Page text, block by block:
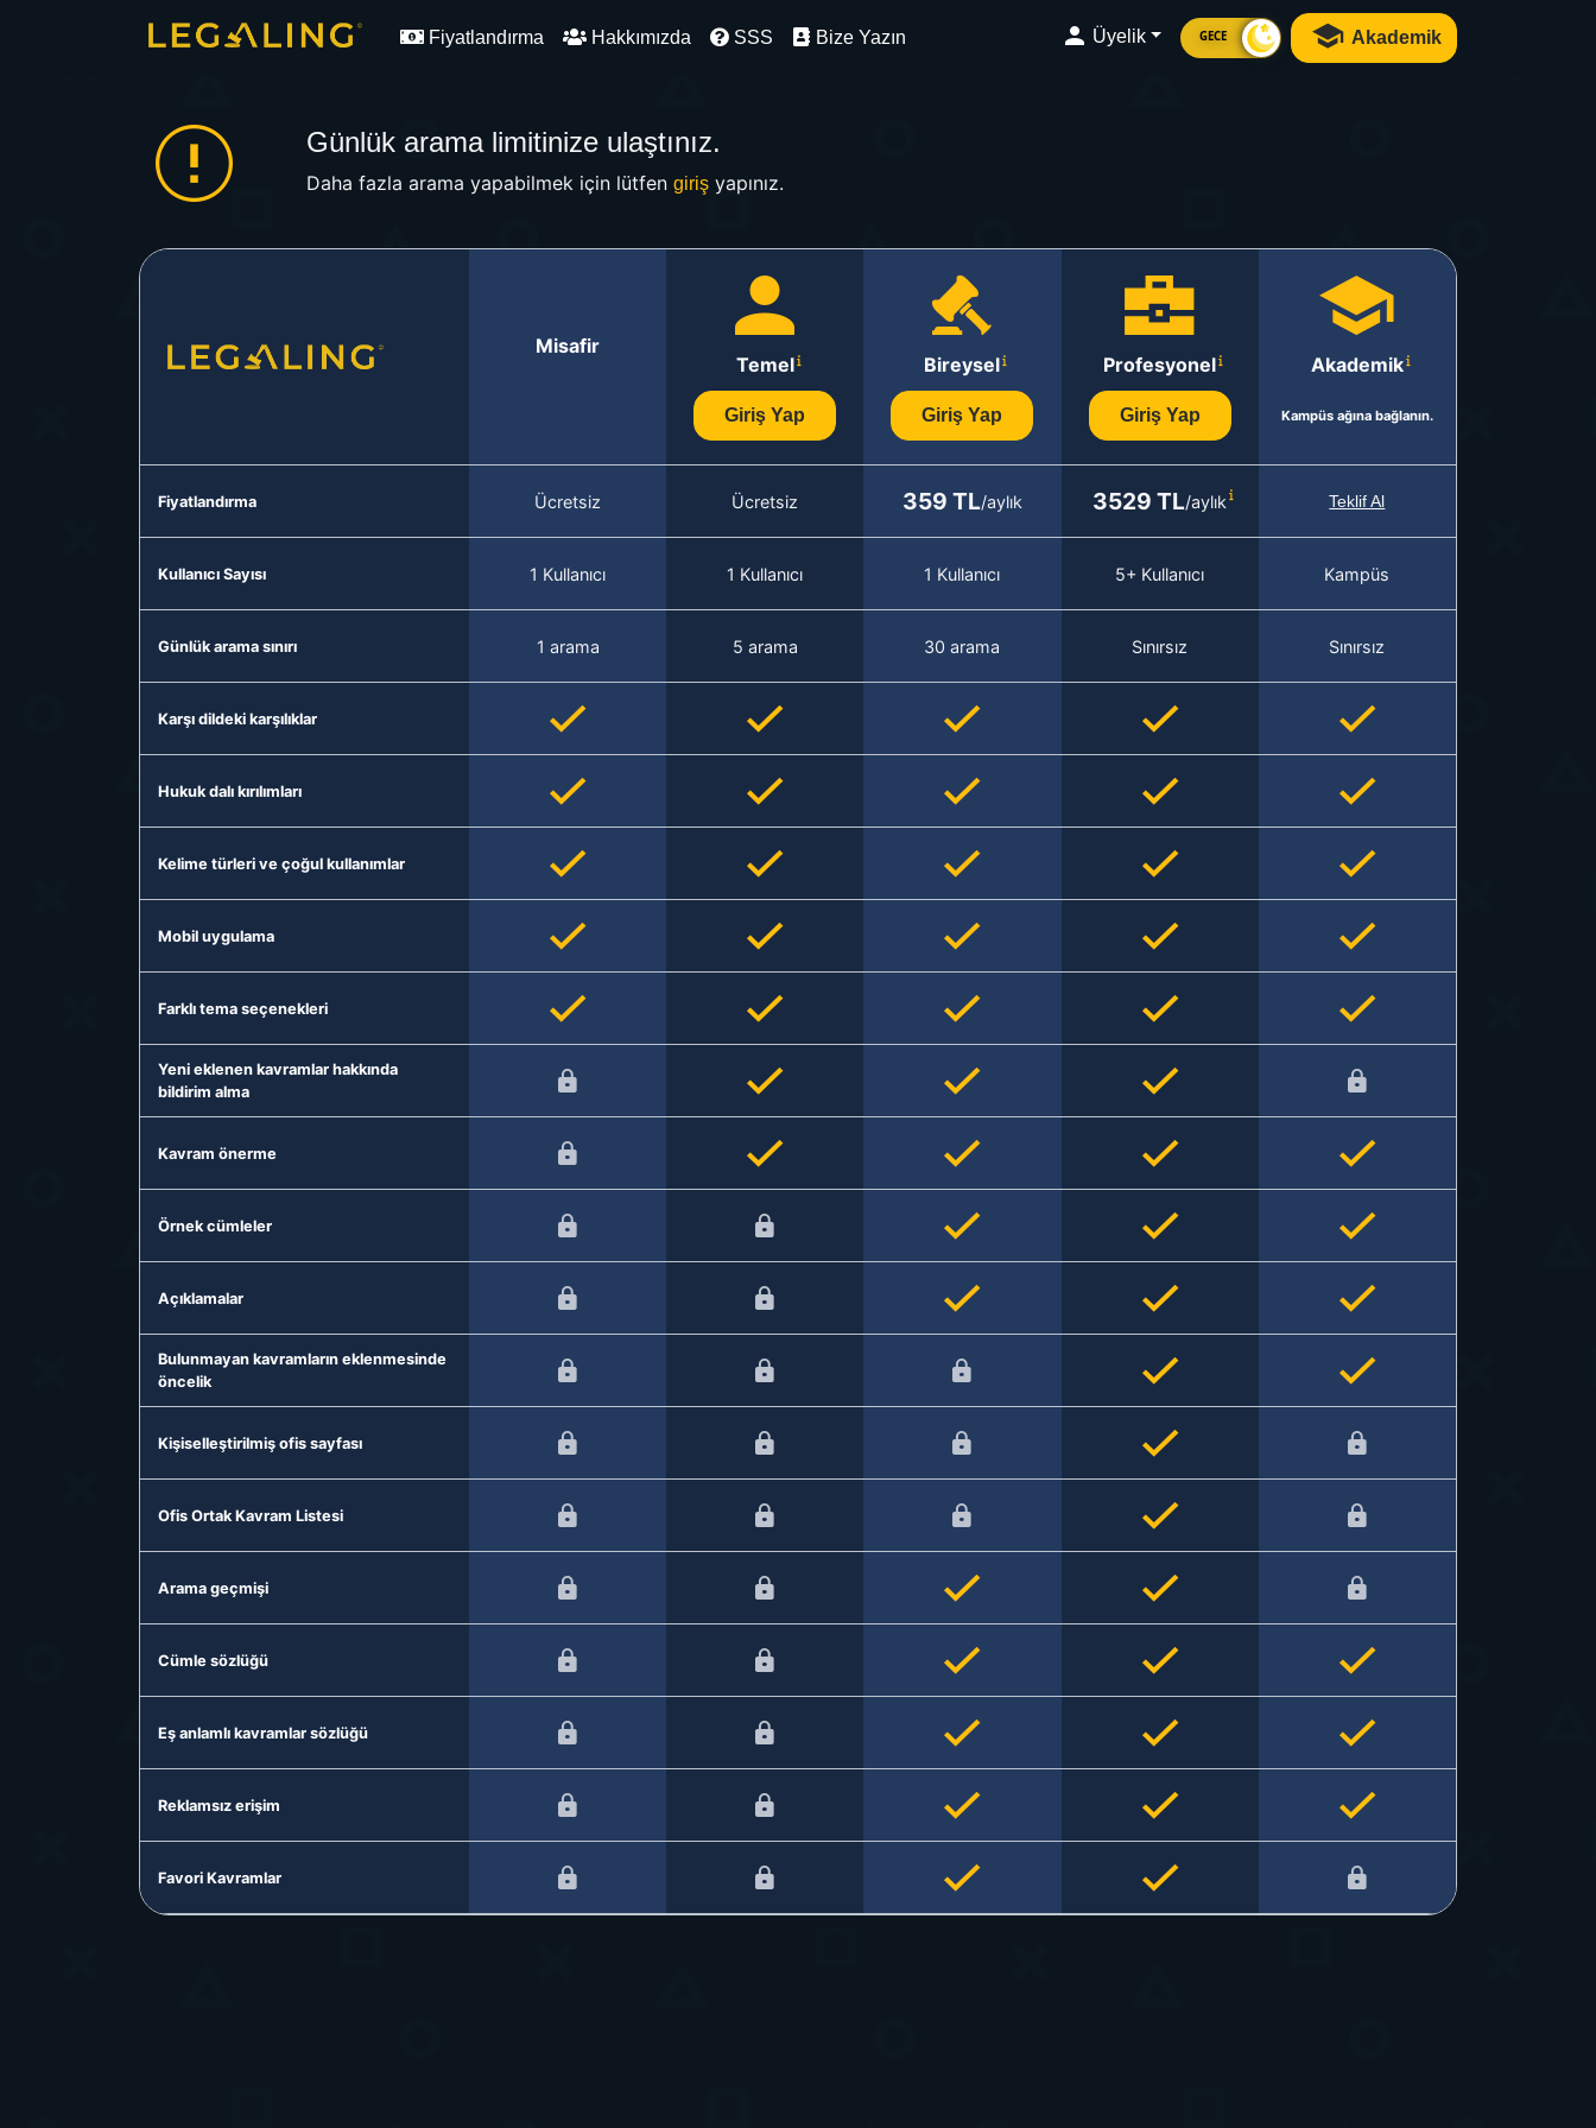
Fiyatlandırma Hakkımızda SSS Bize Yazın Üyelik GECE Akademik
Günlük arama limitinize ulaştınız.
Daha fazla arama yapabilmek için lütfen girişyapınız.
Misafir
Temel
Giriş Yap
Bireysel
Giriş Yap
Profesyonel
Giriş Yap
Akademik
Kampüs ağına bağlanın.
Fiyatlandırma Ücretsiz Ücretsiz 359 TL/aylık 3529 TL/aylık Teklif Al
Kullanıcı Sayısı 1 Kullanıcı 1 Kullanıcı 1 Kullanıcı 5+ Kullanıcı Kampüs
Günlük arama sınırı 1 arama 5 arama 30 arama Sınırsız Sınırsız
Karşı dildeki karşılıklar
Hukuk dalı kırılımları
Kelime türleri ve çoğul kullanımlar
Mobil uygulama
Farklı tema seçenekleri
Yeni eklenen kavramlar hakkında
bildirim alma
Kavram önerme
Örnek cümleler
Açıklamalar
Bulunmayan kavramların eklenmesinde
öncelik
Kişiselleştirilmiş ofis sayfası
Ofis Ortak Kavram Listesi
Arama geçmişi
Cümle sözlüğü
Eş anlamlı kavramlar sözlüğü
Reklamsız erişim
Favori Kavramlar